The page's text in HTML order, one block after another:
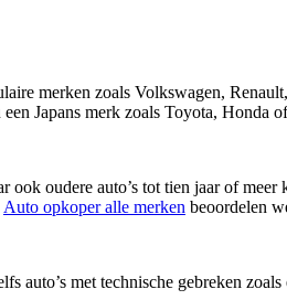
merken zoals Volkswagen,
Japans merk zoals Toyota, Honda
oudere auto’s tot tien jaar of
Auto opkoper alle merken beoordelen
auto’s met technische gebreken